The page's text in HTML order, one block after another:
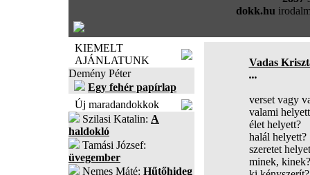
dokk.hu
KIEMELT
AJÁNLATUNK
Demény Péter
Egy fehér papírlap
Új maradandokkok
Szilasi Katalin: A
haldokló
Tamási József:
üvegember
Nemes Máté: Hűtőhideg
Vadas
...
verset vagy
valami
élet helyett?
halál helyett?
szeretet
minek, kinek?